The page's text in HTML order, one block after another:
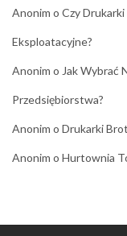
Anonim o Czy
Eksploatacyjne?
Anonim o Jak Wybrać
Przedsiębiorstwa?
Anonim o Drukarki
Anonim o Hurtownia